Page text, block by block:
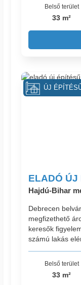
Belső terület
33 m²
ELADÓ ÚJ
Hajdú-Bihar
Debrecen
megfizethető
keresők
számú lakás
Belső terület
33 m²
ÚJ